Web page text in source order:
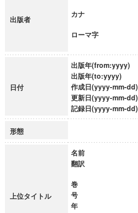
出版者
カナ
ローマ字
日付
出版年(from:yyyy)
出版年(to:yyyy)
作成日(yyyy-mm-dd)
更新日(yyyy-mm-dd)
記録日(yyyy-mm-dd)
形態
上位タイトル
名前
翻訳
巻
号
年